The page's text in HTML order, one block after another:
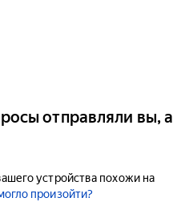
отправляли вы, а
устройства похожи на
произойти?